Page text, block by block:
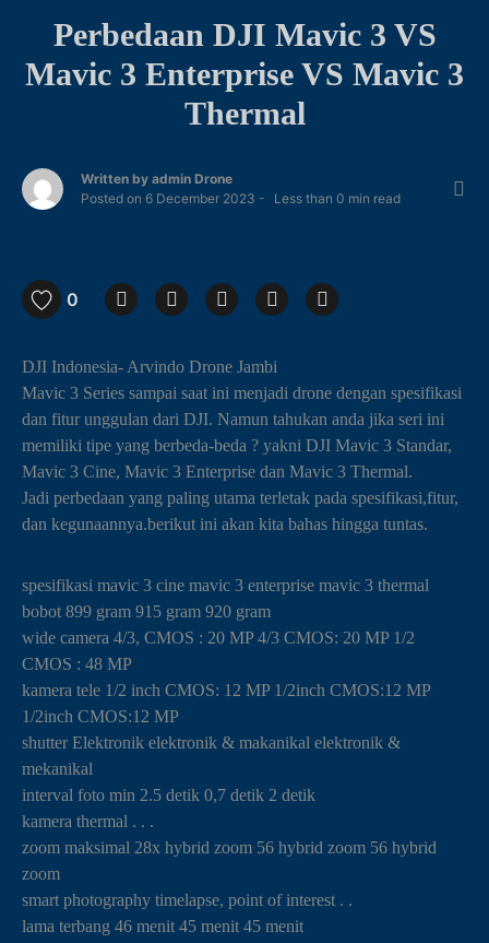
Perbedaan DJI Mavic 3 VS
Mavic 3 Enterprise VS Mavic 3
Thermal
Written by admin Drone
Posted on 6 December 2023 Less than 0 min read
0
DJI Indonesia- Arvindo Drone Jambi
Mavic 3 Series sampai saat ini menjadi drone dengan spesifikasi
dan fitur unggulan dari DJI. Namun tahukan anda jika seri ini
memiliki tipe yang berbeda-beda ? yakni DJI Mavic 3 Standar,
Mavic 3 Cine, Mavic 3 Enterprise dan Mavic 3 Thermal.
Jadi perbedaan yang paling utama terletak pada spesifikasi,fitur,
dan kegunaannya.berikut ini akan kita bahas hingga tuntas.
spesifikasi mavic 3 cine mavic 3 enterprise mavic 3 thermal
bobot 899 gram 915 gram 920 gram
wide camera 4/3, CMOS : 20 MP 4/3 CMOS: 20 MP 1/2
CMOS : 48 MP
kamera tele 1/2 inch CMOS: 12 MP 1/2inch CMOS:12 MP
1/2inch CMOS:12 MP
shutter Elektronik elektronik & makanikal elektronik &
mekanikal
interval foto min 2.5 detik 0,7 detik 2 detik
kamera thermal . . .
zoom maksimal 28x hybrid zoom 56 hybrid zoom 56 hybrid
zoom
smart photography timelapse, point of interest . .
lama terbang 46 menit 45 menit 45 menit